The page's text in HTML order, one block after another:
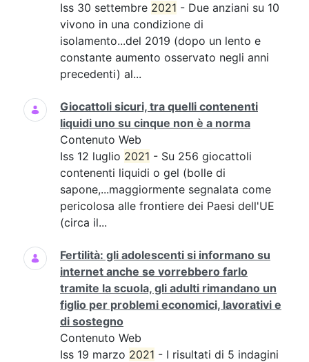
Iss 30 settembre 2021 - Due anziani su 10
vivono in una condizione di
isolamento...del 2019 (dopo un lento e
constante aumento osservato negli anni
precedenti) al...
Giocattoli sicuri, tra quelli contenenti
liquidi uno su cinque non è a norma
Contenuto Web
Iss 12 luglio 2021 - Su 256 giocattoli
contenenti liquidi o gel (bolle di
sapone,...maggiormente segnalata come
pericolosa alle frontiere dei Paesi dell'UE
(circa il...
Fertilità: gli adolescenti si informano su
internet anche se vorrebbero farlo
tramite la scuola, gli adulti rimandano un
figlio per problemi economici, lavorativi e
di sostegno
Contenuto Web
Iss 19 marzo 2021 - I risultati di 5 indagini